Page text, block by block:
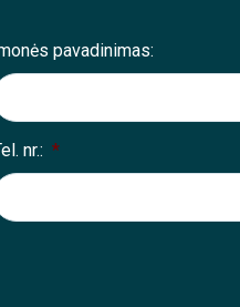
pavadinimas:
nr.: *